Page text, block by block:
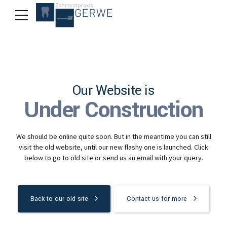
Our Website is
Under Construction
We should be online quite soon. But in the meantime you can still
visit the old website, until our new flashy one is launched. Click
below to go to old site or send us an email with your query.
Back to our old site Contact us for more